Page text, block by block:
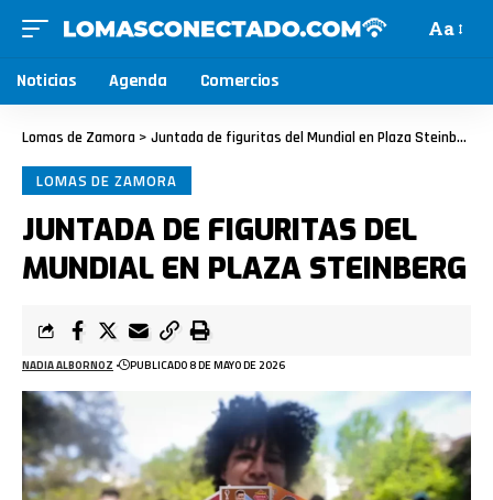
Aa
Noticias Agenda Comercios
Lomas de Zamora > Juntada de figuritas del Mundial en Plaza Steinberg
LOMAS DE ZAMORA
JUNTADA DE FIGURITAS DEL
MUNDIAL EN PLAZA STEINBERG
NADIA ALBORNOZ PUBLICADO 8 DE MAYO DE 2026